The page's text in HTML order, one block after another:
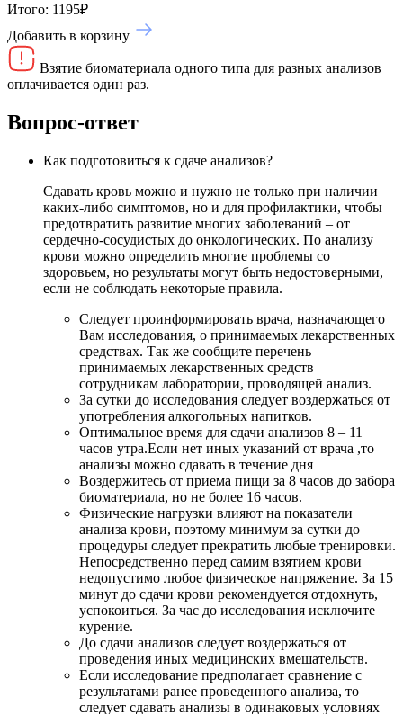
Итого: 1195₽
Добавить в корзину
Взятие биоматериала одного типа для разных анализов
оплачивается один раз.
Вопрос-ответ
Как подготовиться к сдаче анализов?
Сдавать кровь можно и нужно не только при наличии
каких-либо симптомов, но и для профилактики, чтобы
предотвратить развитие многих заболеваний – от
сердечно-сосудистых до онкологических. По анализу
крови можно определить многие проблемы со
здоровьем, но результаты могут быть недостоверными,
если не соблюдать некоторые правила.
Следует проинформировать врача, назначающего
Вам исследования, о принимаемых лекарственных
средствах. Так же сообщите перечень
принимаемых лекарственных средств
сотрудникам лаборатории, проводящей анализ.
За сутки до исследования следует воздержаться от
употребления алкогольных напитков.
Оптимальное время для сдачи анализов 8 – 11
часов утра.Если нет иных указаний от врача ,то
анализы можно сдавать в течение дня
Воздержитесь от приема пищи за 8 часов до забора
биоматериала, но не более 16 часов.
Физические нагрузки влияют на показатели
анализа крови, поэтому минимум за сутки до
процедуры следует прекратить любые тренировки.
Непосредственно перед самим взятием крови
недопустимо любое физическое напряжение. За 15
минут до сдачи крови рекомендуется отдохнуть,
успокоиться. За час до исследования исключите
курение.
До сдачи анализов следует воздержаться от
проведения иных медицинских вмешательств.
Если исследование предполагает сравнение с
результатами ранее проведенного анализа, то
следует сдавать анализы в одинаковых условиях